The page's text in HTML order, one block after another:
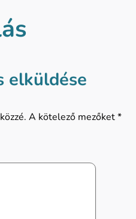
elküldése
A kötelező mezőket*